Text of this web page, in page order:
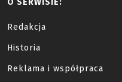
O SERWISIE:
Redakcja
Historia
Reklama i współpraca